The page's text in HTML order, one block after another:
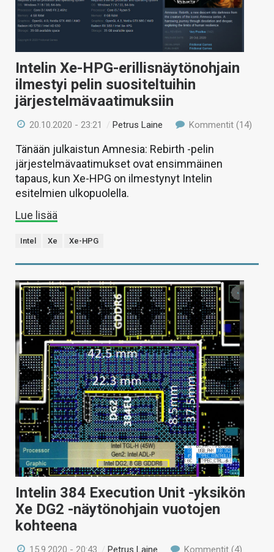
Intelin Xe-HPG-erillisnäytönohjain
ilmestyi pelin suositeltuihin
järjestelmävaatimuksiin
20.10.2020 - 23:21 /Petrus Laine Kommentit (14)
Tänään julkaistun Amnesia: Rebirth -pelin
järjestelmävaatimukset ovat ensimmäinen
tapaus, kun Xe-HPG on ilmestynyt Intelin
esitelmien ulkopuolella.
Lue lisää
Intel Xe Xe-HPG
Intelin 384 Execution Unit -yksikön
Xe DG2 -näytönohjain vuotojen
kohteena
15.9.2020 - 20:43 /Petrus Laine Kommentit (4)